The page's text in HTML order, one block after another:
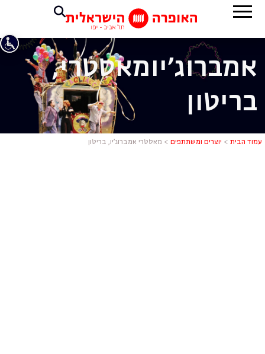
מאסטרי
אמברוג'יומאסטרי,
בריטון
עמוד הבית > יוצרים ומשתתפים > מאסטרי אמברוג’יו, בריטון